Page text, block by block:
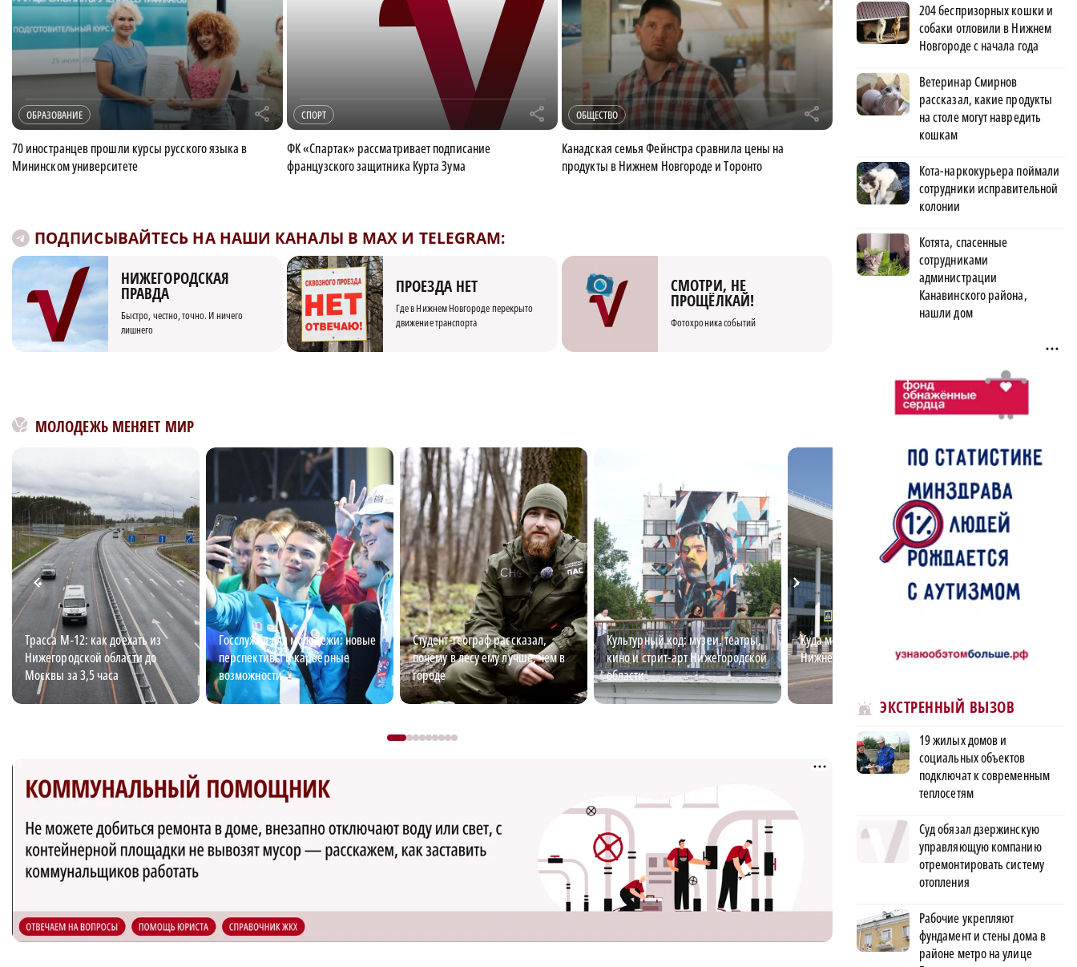
ОБРАЗОВАНИЕ r
70 иностранцев прошли курсы русского языка в
Мининском университете
СПОРТ r
ФК «Спартак» рассматривает подписание
французского защитника Курта Зума
ОБЩЕСТВО r
Канадская семья Фейнстра сравнила цены на
продукты в Нижнем Новгороде и Торонто
ПОДПИСЫВАЙТЕСЬ НА НАШИ КАНАЛЫ В MAX И TELEGRAM:
НИЖЕГОРОДСКАЯ
ПРАВДА
Быстро, честно, точно. И ничего
лишнего
ПРОЕЗДА НЕТ
Где в Нижнем Новгороде перекрыто
движение транспорта
СМОТРИ, НЕ
ПРОЩЁЛКАЙ!
Фотохроника событий
МОЛОДЕЖЬ МЕНЯЕТ МИР
Трасса М‑12: как доехать из
Нижегородской области до
Москвы за 3,5 часа
Госслужба для молодежи: новые
перспективы и карьерные
возможности
Студент-географ рассказал,
почему в лесу ему лучше, чем в
городе
Культурный код: музеи, театры,
кино и стрит-арт Нижегородской
области
Куда можно улететь из аэропорта
Нижнего Новгорода
работают
204 беспризорных кошки и
собаки отловили в Нижнем
Новгороде с начала года
Ветеринар Смирнов
рассказал, какие продукты
на столе могут навредить
кошкам
Кота-наркокурьера поймали
сотрудники исправительной
колонии
Котята, спасенные
сотрудниками
администрации
Канавинского района,
нашли дом
ЭКСТРЕННЫЙ ВЫЗОВ
19 жилых домов и
социальных объектов
подключат к современным
теплосетям
Суд обязал дзержинскую
управляющую компанию
отремонтировать систему
отопления
Рабочие укрепляют
фундамент и стены дома в
районе метро на улице